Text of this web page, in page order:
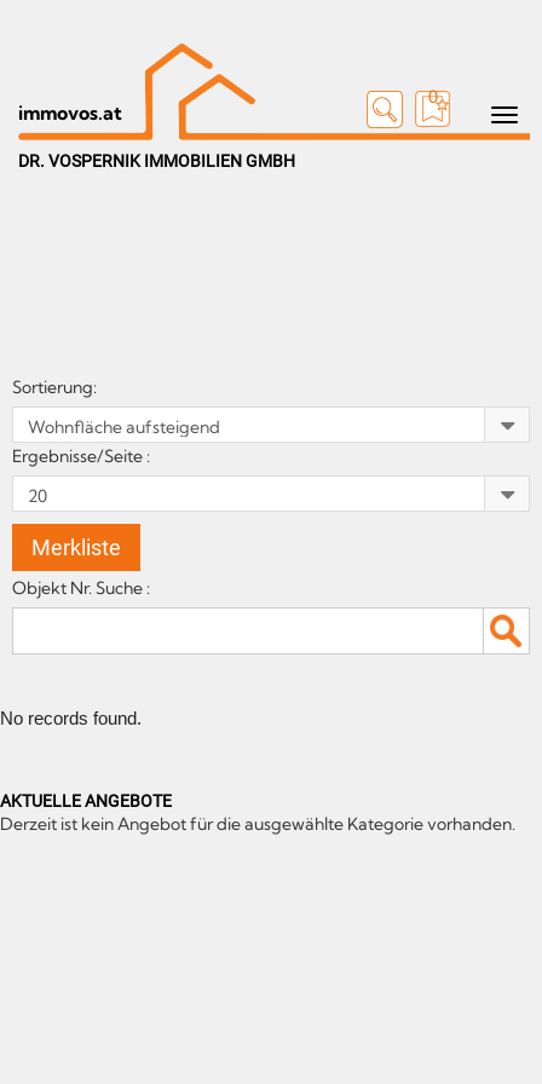
Toggle
immovos.at
0
DR. VOSPERNIK IMMOBILIEN GMBH
Sortierung:
Ergebnisse/Seite :
Merkliste
Objekt Nr. Suche :
No records found.
AKTUELLE ANGEBOTE
Derzeit ist kein Angebot für die ausgewählte Kategorie vorhanden.